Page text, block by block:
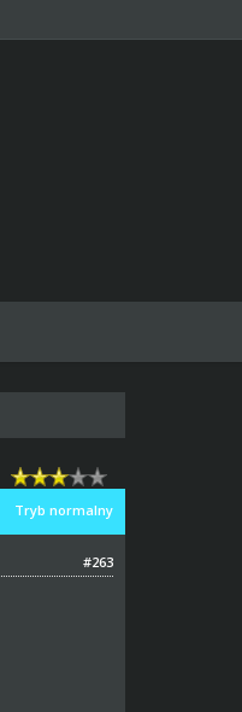
Tryb normalny
#263